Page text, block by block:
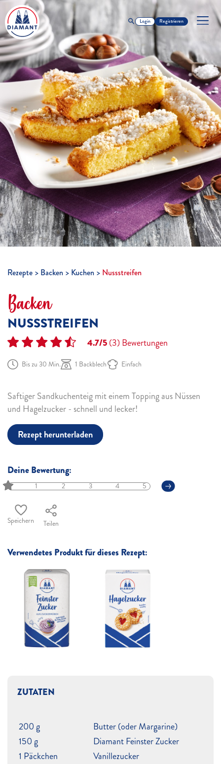
Login Registrieren
Rezepte Backen Kuchen Nussstreifen
Backen
NUSSSTREIFEN
4.7/5(3)Bewertungen
Bis zu 30 Min. 1 Backblech Einfach
Saftiger Sandkuchenteig mit einem Topping aus Nüssen
und Hagelzucker - schnell und lecker!
Rezept herunterladen
Deine Bewertung:
1 2 3 4 5
Speichern Teilen
Verwendetes Produkt für dieses Rezept:
ZUTATEN
200 g
Butter (oder Margarine)
150 g
Diamant Feinster Zucker
1 Päckchen
Vanillezucker